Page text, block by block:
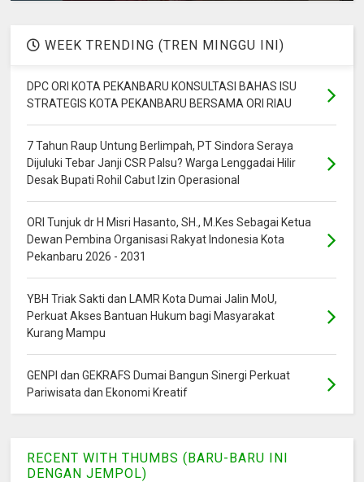
WEEK TRENDING (TREN MINGGU INI)
DPC ORI KOTA PEKANBARU KONSULTASI BAHAS ISU
STRATEGIS KOTA PEKANBARU BERSAMA ORI RIAU
7 Tahun Raup Untung Berlimpah, PT Sindora Seraya
Dijuluki Tebar Janji CSR Palsu? Warga Lenggadai Hilir
Desak Bupati Rohil Cabut Izin Operasional
ORI Tunjuk dr H Misri Hasanto, SH., M.Kes Sebagai Ketua
Dewan Pembina Organisasi Rakyat Indonesia Kota
Pekanbaru 2026 - 2031
YBH Triak Sakti dan LAMR Kota Dumai Jalin MoU,
Perkuat Akses Bantuan Hukum bagi Masyarakat
Kurang Mampu
GENPI dan GEKRAFS Dumai Bangun Sinergi Perkuat
Pariwisata dan Ekonomi Kreatif
RECENT WITH THUMBS (BARU-BARU INI
DENGAN JEMPOL)